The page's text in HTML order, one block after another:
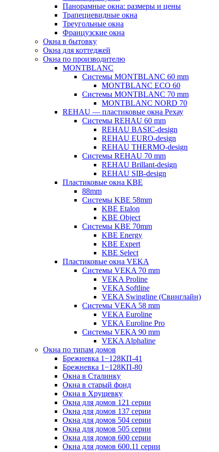
Панорамные окна: размеры и цены
Трапециевидные окна
Треугольные окна
Французские окна
Окна в бытовку
Окна для коттеджей
Окна по производителю
MONTBLANC
Системы MONTBLANC 60 mm
MONTBLANC ECO 60
Системы MONTBLANC 70 mm
MONTBLANC NORD 70
REHAU — пластиковые окна Рехау
Системы REHAU 60 mm
REHAU BASIC-design
REHAU EURO-design
REHAU THERMO-design
Системы REHAU 70 mm
REHAU Brillant-design
REHAU SIB-design
Пластиковые окна KBE
88mm
Системы KBE 58mm
KBE Etalon
KBE Object
Системы KBE 70mm
KBE Energy
KBE Expert
KBE Select
Пластиковые окна VEKA
Cистемы VEKA 70 mm
VEKA Proline
VEKA Softline
VEKA Swingline (Свинглайн)
Системы VEKA 58 mm
VEKA Euroline
VEKA Euroline Pro
Системы VEKA 90 mm
VEKA Alphaline
Окна по типам домов
Брежневка 1−128КП-41
Брежневка 1−128КП-80
Окна в Сталинку
Окна в старый фонд
Окна в Хрущевку
Окна для домов 121 серии
Окна для домов 137 серии
Окна для домов 504 серии
Окна для домов 505 серии
Окна для домов 600 серии
Окна для домов 600.11 серии